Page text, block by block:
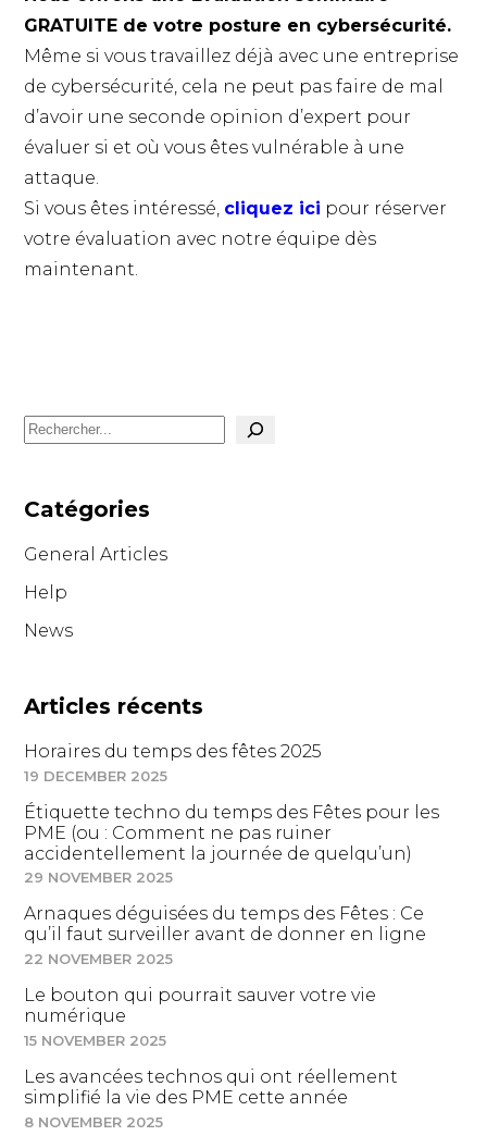
GRATUITE de votre posture en cybersécurité.
Même si vous travaillez déjà avec une entreprise
de cybersécurité, cela ne peut pas faire de mal
d’avoir une seconde opinion d’expert pour
évaluer si et où vous êtes vulnérable à une
attaque.
Si vous êtes intéressé, cliquez ici pour réserver
votre évaluation avec notre équipe dès
maintenant.
Search
Catégories
General Articles
Help
News
Articles récents
Horaires du temps des fêtes 2025
19 DECEMBER 2025
Étiquette techno du temps des Fêtes pour les
PME (ou : Comment ne pas ruiner
accidentellement la journée de quelqu’un)
29 NOVEMBER 2025
Arnaques déguisées du temps des Fêtes : Ce
qu’il faut surveiller avant de donner en ligne
22 NOVEMBER 2025
Le bouton qui pourrait sauver votre vie
numérique
15 NOVEMBER 2025
Les avancées technos qui ont réellement
simplifié la vie des PME cette année
8 NOVEMBER 2025